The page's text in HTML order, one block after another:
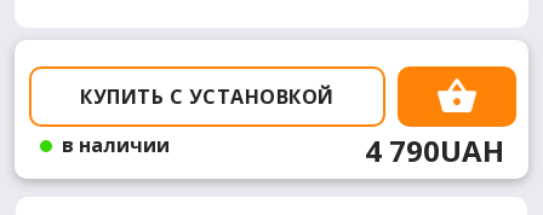
КУПИТЬ С УСТАНОВКОЙ
в наличии
4 790UAH